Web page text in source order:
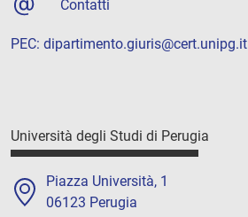
Contatti
PEC: dipartimento.giuris@cert.unipg.it
Università degli Studi di Perugia
Piazza Università, 1
06123 Perugia